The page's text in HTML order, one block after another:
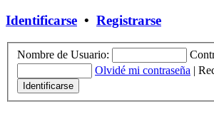
Identificarse • Registrarse
Nombre de Usuario:
Olvidé mi contraseña |